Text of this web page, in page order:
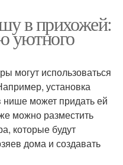
в прихожей:
уютного
могут использоваться
установка
нише может придать ей
можно разместить
которые будут
дома и создавать